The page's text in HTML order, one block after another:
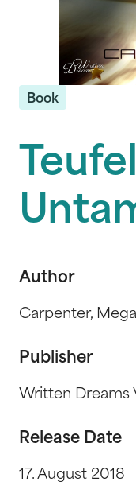
Book
Author
Carpenter,
Publisher
Written Dreams
Release Date
17. August 2018